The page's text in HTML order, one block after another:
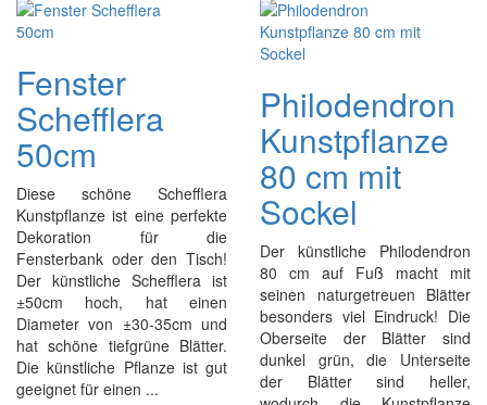
Fenster
Schefflera
50cm
Diese schöne Schefflera
Kunstpflanze ist eine perfekte
Dekoration für die
Fensterbank oder den Tisch!
Der künstliche Schefflera ist
±50cm hoch, hat einen
Diameter von ±30-35cm und
hat schöne tiefgrüne Blätter.
Die künstliche Pflanze ist gut
geeignet für einen ...
Philodendron
Kunstpflanze
80 cm mit
Sockel
Der künstliche Philodendron
80 cm auf Fuß macht mit
seinen naturgetreuen Blätter
besonders viel Eindruck! Die
Oberseite der Blätter sind
dunkel grün, die Unterseite
der Blätter sind heller,